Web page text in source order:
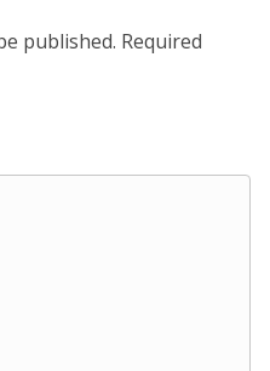
published. Required